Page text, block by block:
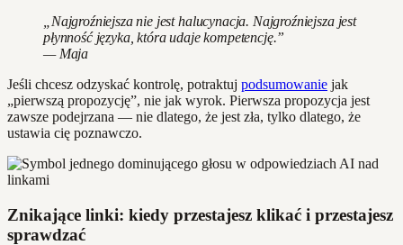
„Najgroźniejsza nie jest halucynacja. Najgroźniejsza jest
płynność języka, która udaje kompetencję.”
— Maja
Jeśli chcesz odzyskać kontrolę, potraktuj podsumowanie jak
„pierwszą propozycję”, nie jak wyrok. Pierwsza propozycja jest
zawsze podejrzana — nie dlatego, że jest zła, tylko dlatego, że
ustawia cię poznawczo.
Znikające linki: kiedy przestajesz klikać i przestajesz
sprawdzać